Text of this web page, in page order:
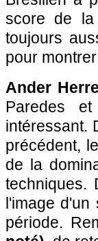
score de
toujours
pour
Ander
Paredes
intéressant.
précédent,
de la
techniques.
l'image d'un
période.